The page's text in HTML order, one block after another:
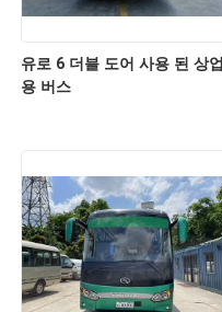
유로 6 더블 도어 사용 된 상업
용 버스